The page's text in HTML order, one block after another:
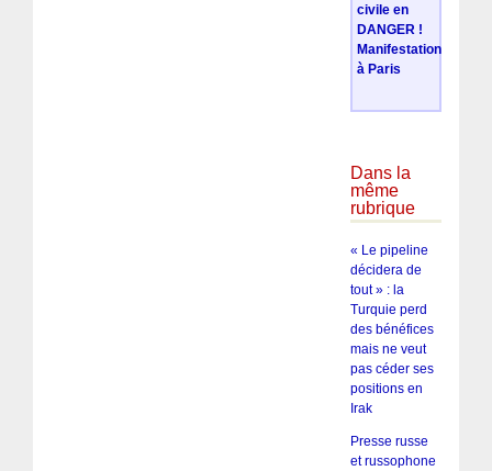
civile en
DANGER !
Manifestation
à Paris
Dans la
même
rubrique
« Le pipeline
décidera de
tout » : la
Turquie perd
des bénéfices
mais ne veut
pas céder ses
positions en
Irak
Presse russe
et russophone